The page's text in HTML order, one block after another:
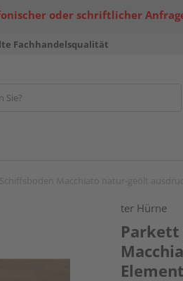
oder schriftlicher
Fachhandelsqualität
ter Hürne
Parkett